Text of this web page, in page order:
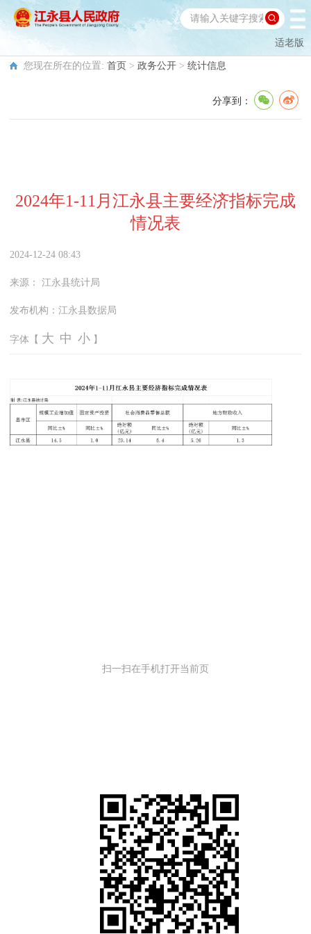
适老版
您现在所在的位置: 首页 > 政务公开 > 统计信息
分享到：
2024年1-11月江永县主要经济指标完成
情况表
2024-12-24 08:43
来源： 江永县统计局
发布机构： 江永县数据局
字体【 大 中 小 】
扫一扫在手机打开当前页